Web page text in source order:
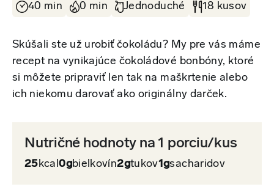
40 min 0 min Jednoduché 18 kusov
Skúšali ste už urobiť čokoládu? My pre vás máme
recept na vynikajúce čokoládové bonbóny, ktoré
si môžete pripraviť len tak na maškrtenie alebo
ich niekomu darovať ako originálny darček.
Nutričné hodnoty na 1 porciu/kus
25kcal0gbielkovín2gtukov1gsacharidov